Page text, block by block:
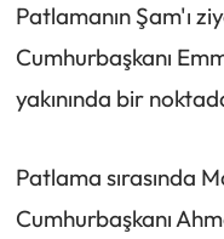
Patlamanın Şam'ı
Cumhurbaşkanı
yakınında bir
Patlama sırasında
Cumhurbaşkanı